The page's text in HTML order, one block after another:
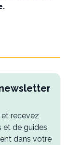
recevez
et de guides
dans votre